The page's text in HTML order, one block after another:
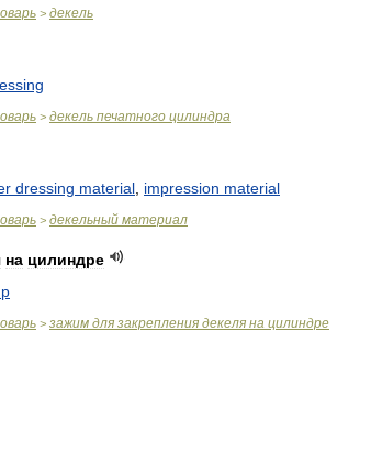
> декель
> декель печатного цилиндра
dressing material impression material
> декельный материал
на цилиндре
> зажим для закрепления декеля на цилиндре